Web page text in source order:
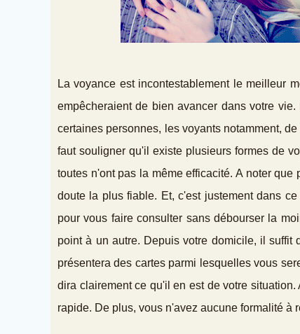
La voyance est incontestablement le meilleur
empêcheraient de bien avancer dans votre
certaines personnes, les voyants notamment,
faut souligner qu'il existe plusieurs formes de
toutes n'ont pas la même efficacité. A noter
doute la plus fiable. Et, c'est justement dans
pour vous faire consulter sans débourser la
point à un autre. Depuis votre domicile, il suffit
présentera des cartes parmi lesquelles vous
dira clairement ce qu'il en est de votre
rapide. De plus, vous n'avez aucune formalité à